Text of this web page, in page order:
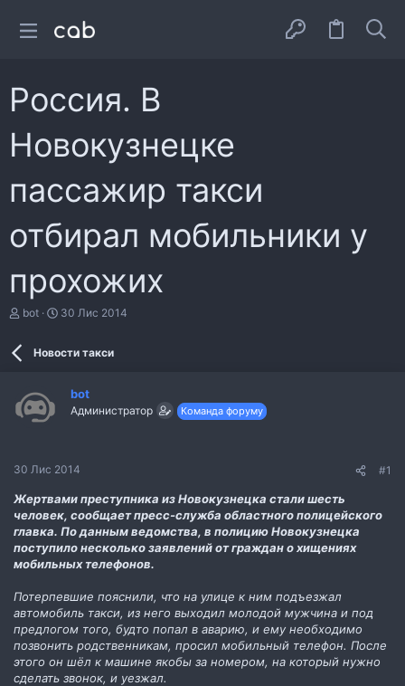
Россия. В
Новокузнецке
пассажир такси
отбирал мобильники у
прохожих
А
е
м
bot
Д
а
н
30 Лис 2014
Новости такси
bot
Администратор Команда форуму
30 Лис 2014 #1
Жертвами преступника из Новокузнецка стали шесть
человек, сообщает пресс-служба областного полицейского
главка. По данным ведомства, в полицию Новокузнецка
поступило несколько заявлений от граждан о хищениях
мобильных телефонов.
Потерпевшие пояснили, что на улице к ним подъезжал
автомобиль такси, из него выходил молодой мужчина и под
предлогом того, будто попал в аварию, и ему необходимо
позвонить родственникам, просил мобильный телефон. После
этого он шёл к машине якобы за номером, на который нужно
сделать звонок, и уезжал.